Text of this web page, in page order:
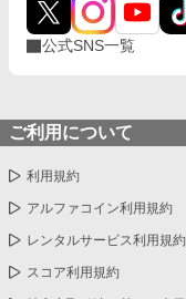
公式SNS一覧
ご利用について
利用規約
アルファコイン利用規約
レンタルサービス利用規約
スコア利用規約